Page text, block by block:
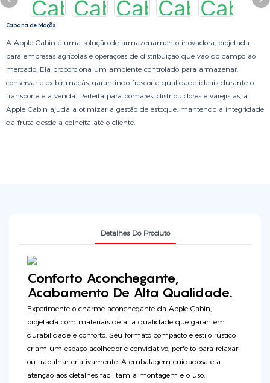
Cabana de Maçãs
A Apple Cabin é uma solução de armazenamento inovadora, projetada
para empresas agrícolas e operações de distribuição que vão do campo ao
mercado. Ela proporciona um ambiente controlado para armazenar,
conservar e exibir maçãs, garantindo frescor e qualidade ideais durante o
transporte e a venda. Perfeita para pomares, distribuidores e varejistas, a
Apple Cabin ajuda a otimizar a gestão de estoque, mantendo a integridade
da fruta desde a colheita até o cliente.
Detalhes Do Produto
Conforto Aconchegante,
Acabamento De Alta Qualidade.
Experimente o charme aconchegante da Apple Cabin,
projetada com materiais de alta qualidade que garantem
durabilidade e conforto. Seu formato compacto e estilo rústico
criam um espaço acolhedor e convidativo, perfeito para relaxar
ou trabalhar criativamente. A embalagem cuidadosa e a
atenção aos detalhes facilitam a montagem e o uso,